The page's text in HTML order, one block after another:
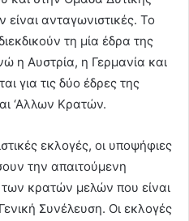
ανταγωνιστικές. Το
τη μία έδρα της
η Αυστρία, η Γερμανία και
για τις δύο έδρες της
‘Αλλων Κρατών.
εκλογές, οι υποψήφιες
την απαιτούμενη
κρατών μελών που είναι
Συνέλευση. Οι εκλογές